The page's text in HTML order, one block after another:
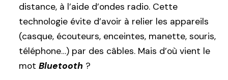
distance, à l’aide d’ondes radio. Cette
technologie évite d’avoir à relier les appareils
(casque, écouteurs, enceintes, manette, souris,
téléphone…) par des câbles. Mais d’où vient le
mot Bluetooth ?